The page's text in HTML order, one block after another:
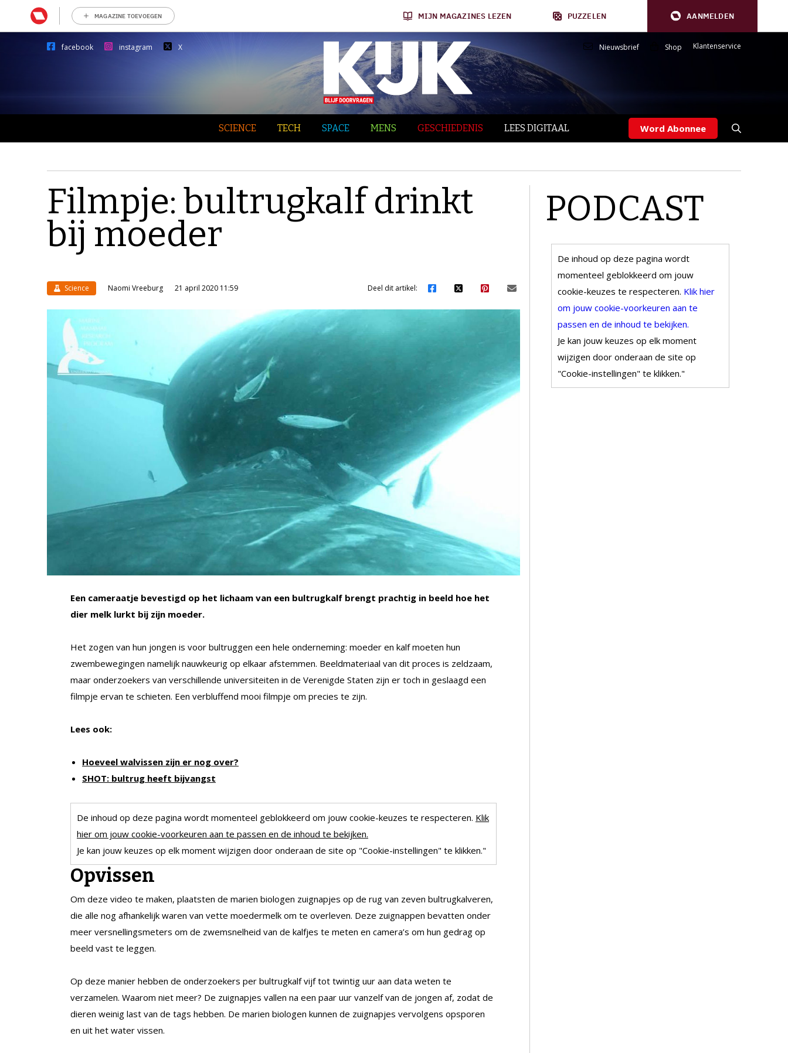
MAGAZINE TOEVOEGEN MIJN MAGAZINES LEZEN PUZZELEN AANMELDEN
facebook instagram X Nieuwsbrief Shop Klantenservice
SCIENCE TECH SPACE MENS GESCHIEDENIS LEES DIGITAAL Word Abonnee
Filmpje: bultrugkalf drinkt
bij moeder
Science Naomi Vreeburg 21 april 2020 11:59 Deel dit artikel:
Een cameraatje bevestigd op het lichaam van een bultrugkalf brengt prachtig in beeld hoe het
dier melk lurkt bij zijn moeder.
Het zogen van hun jongen is voor bultruggen een hele onderneming: moeder en kalf moeten hun
zwembewegingen namelijk nauwkeurig op elkaar afstemmen. Beeldmateriaal van dit proces is zeldzaam,
maar onderzoekers van verschillende universiteiten in de Verenigde Staten zijn er toch in geslaagd een
filmpje ervan te schieten. Een verbluffend mooi filmpje om precies te zijn.
Lees ook:
Hoeveel walvissen zijn er nog over?
SHOT: bultrug heeft bijvangst
De inhoud op deze pagina wordt momenteel geblokkeerd om jouw cookie-keuzes te respecteren. Klik
hier om jouw cookie-voorkeuren aan te passen en de inhoud te bekijken.
Je kan jouw keuzes op elk moment wijzigen door onderaan de site op "Cookie-instellingen" te klikken."
Opvissen
Om deze video te maken, plaatsten de marien biologen zuignapjes op de rug van zeven bultrugkalveren,
die alle nog afhankelijk waren van vette moedermelk om te overleven. Deze zuignappen bevatten onder
meer versnellingsmeters om de zwemsnelheid van de kalfjes te meten en camera’s om hun gedrag op
beeld vast te leggen.
Op deze manier hebben de onderzoekers per bultrugkalf vijf tot twintig uur aan data weten te
verzamelen. Waarom niet meer? De zuignapjes vallen na een paar uur vanzelf van de jongen af, zodat de
dieren weinig last van de tags hebben. De marien biologen kunnen de zuignapjes vervolgens opsporen
en uit het water vissen.
PODCAST
De inhoud op deze pagina wordt
momenteel geblokkeerd om jouw
cookie-keuzes te respecteren. Klik hier
om jouw cookie-voorkeuren aan te
passen en de inhoud te bekijken.
Je kan jouw keuzes op elk moment
wijzigen door onderaan de site op
"Cookie-instellingen" te klikken."